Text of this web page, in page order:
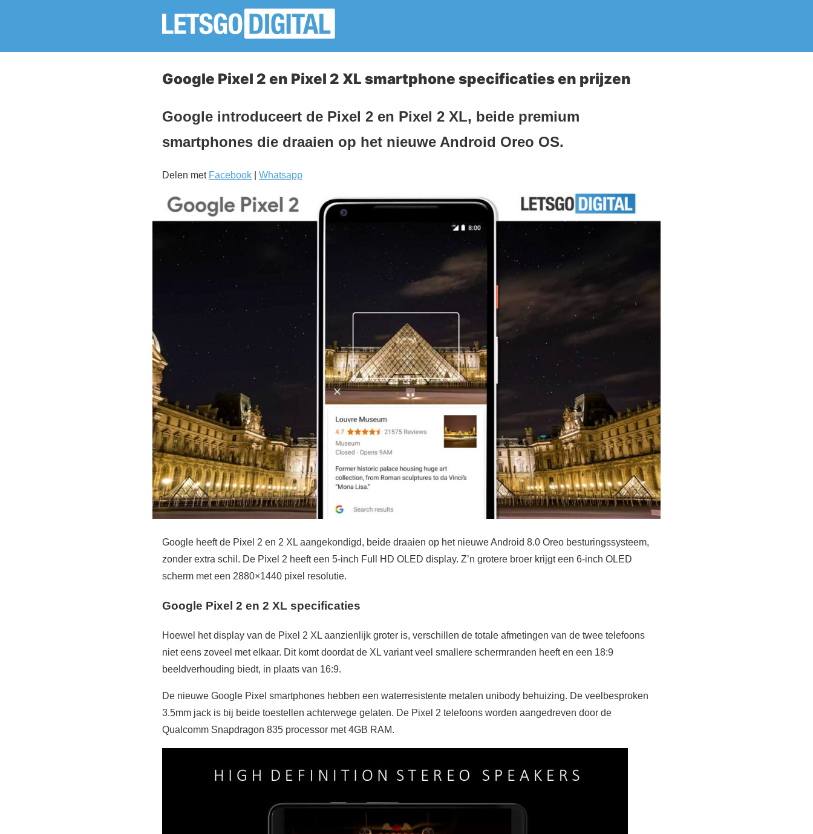
Google Pixel 2 en Pixel 2 XL smartphone specificaties en prijzen
Google introduceert de Pixel 2 en Pixel 2 XL, beide premium
smartphones die draaien op het nieuwe Android Oreo OS.
Delen met Facebook Whatsapp
Google heeft de Pixel 2 en 2 XL aangekondigd, beide draaien op het nieuwe Android 8.0 Oreo besturingssysteem,
zonder extra schil. De Pixel 2 heeft een 5-inch Full HD OLED display. Z’n grotere broer krijgt een 6-inch OLED
scherm met een 2880×1440 pixel resolutie.
Google Pixel 2 en 2 XL specificaties
Hoewel het display van de Pixel 2 XL aanzienlijk groter is, verschillen de totale afmetingen van de twee telefoons
niet eens zoveel met elkaar. Dit komt doordat de XL variant veel smallere schermranden heeft en een 18:9
beeldverhouding biedt, in plaats van 16:9.
De nieuwe Google Pixel smartphones hebben een waterresistente metalen unibody behuizing. De veelbesproken
3.5mm jack is bij beide toestellen achterwege gelaten. De Pixel 2 telefoons worden aangedreven door de
Qualcomm Snapdragon 835 processor met 4GB RAM.